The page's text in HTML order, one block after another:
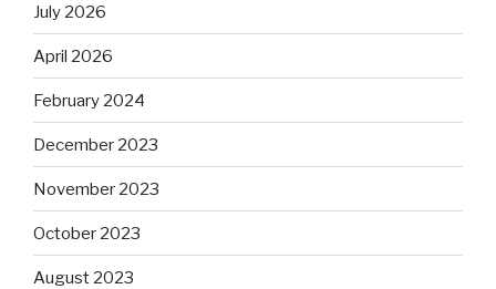
July 2026
April 2026
February 2024
December 2023
November 2023
October 2023
August 2023